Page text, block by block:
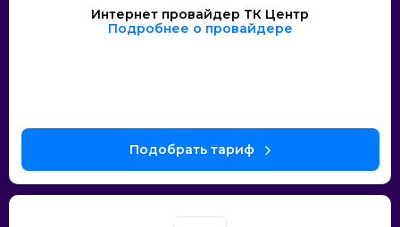
Интернет провайдер ТК Центр
Подробнее о провайдере